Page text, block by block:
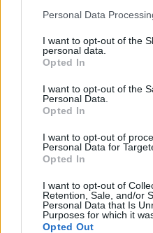
Personal Data
I want to opt-out of the
personal data.
Opted In
I want to opt-out of the
Personal Data.
Opted In
I want to opt-out of
Personal Data for
Opted In
I want to opt-out of
Retention, Sale, and/or
Personal Data that Is
Purposes for which it
Opted Out